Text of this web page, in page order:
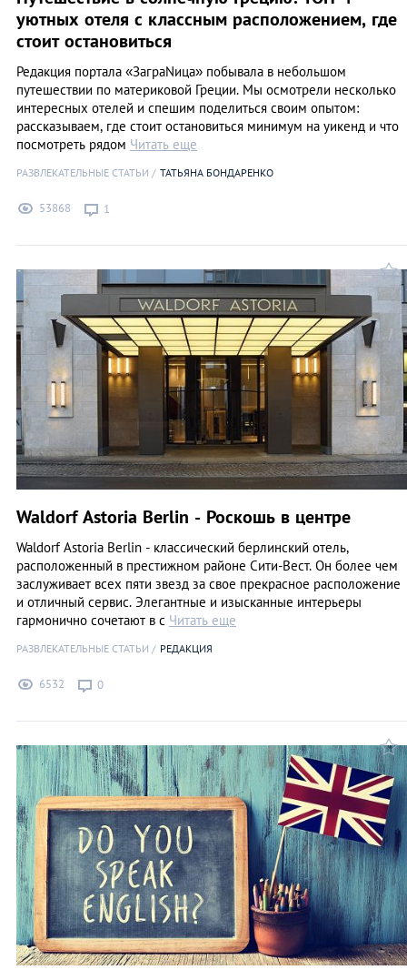
уютных отеля с классным расположением, где
стоит остановиться
Редакция портала «ЗаграNица» побывала в небольшом
путешествии по материковой Греции. Мы осмотрели несколько
интересных отелей и спешим поделиться своим опытом:
рассказываем, где стоит остановиться минимум на уикенд и что
посмотреть рядом Читать еще
РАЗВЛЕКАТЕЛЬНЫЕ СТАТЬИ ТАТЬЯНА БОНДАРЕНКО
53868 1
Waldorf Astoria Berlin - Роскошь в центре
Waldorf Astoria Berlin - классический берлинский отель,
расположенный в престижном районе Сити-Вест. Он более чем
заслуживает всех пяти звезд за свое прекрасное расположение
и отличный сервис. Элегантные и изысканные интерьеры
гармонично сочетают в с Читать еще
РАЗВЛЕКАТЕЛЬНЫЕ СТАТЬИ РЕДАКЦИЯ
6532 0